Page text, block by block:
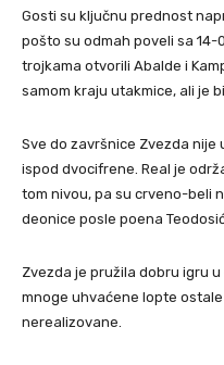
Gosti su ključnu prednost
pošto su odmah poveli sa
trojkama otvorili Abalde i
samom kraju utakmice, ali je
Sve do završnice Zvezda
ispod dvocifrene. Real je
tom nivou, pa su crveno-beli
deonice posle poena
Zvezda je pružila dobru igru
mnoge uhvaćene lopte
nerealizovane.